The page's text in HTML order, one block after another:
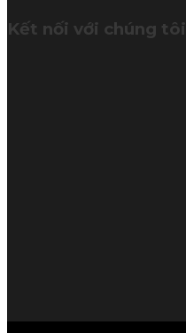
Kết nối với chúng tôi